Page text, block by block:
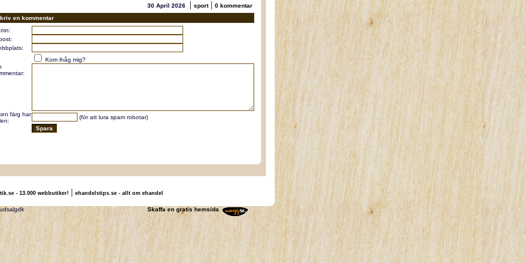
30 April 2026 | sport| 0 kommentar
en kommentar
Kom ihåg mig?
färg har
(för att lura spam robotar)
- 13.000 webbutiker!| ehandelstips.se - allt om ehandel
trojerudsalgdk Skaffa en gratis hemsida